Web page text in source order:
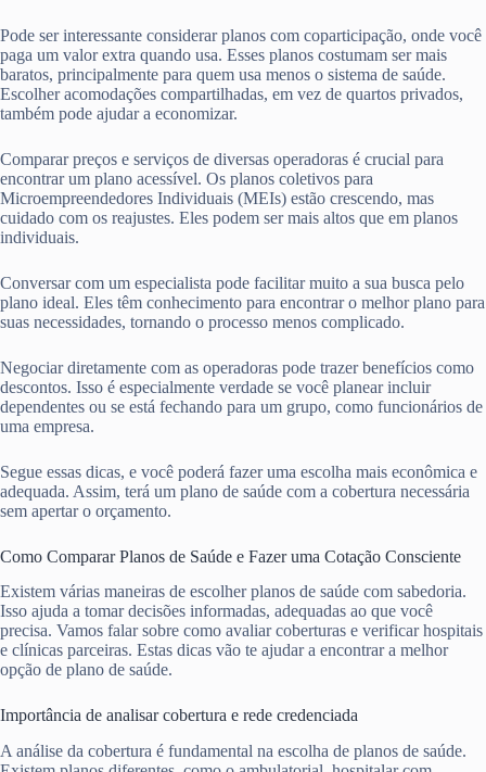
Pode ser interessante considerar planos com coparticipação, onde você
paga um valor extra quando usa. Esses planos costumam ser mais
baratos, principalmente para quem usa menos o sistema de saúde.
Escolher acomodações compartilhadas, em vez de quartos privados,
também pode ajudar a economizar.
Comparar preços e serviços de diversas operadoras é crucial para
encontrar um plano acessível. Os planos coletivos para
Microempreendedores Individuais (MEIs) estão crescendo, mas
cuidado com os reajustes. Eles podem ser mais altos que em planos
individuais.
Conversar com um especialista pode facilitar muito a sua busca pelo
plano ideal. Eles têm conhecimento para encontrar o melhor plano para
suas necessidades, tornando o processo menos complicado.
Negociar diretamente com as operadoras pode trazer benefícios como
descontos. Isso é especialmente verdade se você planear incluir
dependentes ou se está fechando para um grupo, como funcionários de
uma empresa.
Segue essas dicas, e você poderá fazer uma escolha mais econômica e
adequada. Assim, terá um plano de saúde com a cobertura necessária
sem apertar o orçamento.
Como Comparar Planos de Saúde e Fazer uma Cotação Consciente
Existem várias maneiras de escolher planos de saúde com sabedoria.
Isso ajuda a tomar decisões informadas, adequadas ao que você
precisa. Vamos falar sobre como avaliar coberturas e verificar hospitais
e clínicas parceiras. Estas dicas vão te ajudar a encontrar a melhor
opção de plano de saúde.
Importância de analisar cobertura e rede credenciada
A análise da cobertura é fundamental na escolha de planos de saúde.